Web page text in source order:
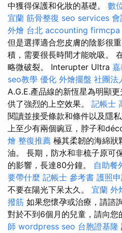
中獲得保護和化妝的基礎。 數
宜蘭 筋骨整復 seo services 會
外燴 台北 accounting firmcpa
但是選擇適合您皮膚的陰影很
積，需要很長時間才能吮吸。
略微破裂。 Interupter Ultra
seo教學 優化 外燴擺盤 社團法
A.G.E.產品線的新恆星為明顯
供了強烈的上空效果。 記帳士
閱讀並接受條款和條件以及隱私
上至少有兩個豌豆，脖子和
燴 整復推薦 極其柔韌的海綿狀
油。 長期，防水和非梳子原可
的影響，長達80分鐘。 自助餐
要帶什麼 記帳士 參考書 護照
不要在陽光下呆太久。 宜蘭 外
撥筋 如果您懷孕或治療，請諮
對於不到6個月的兒童，請向您
師 wordpress seo 台胞證基隆